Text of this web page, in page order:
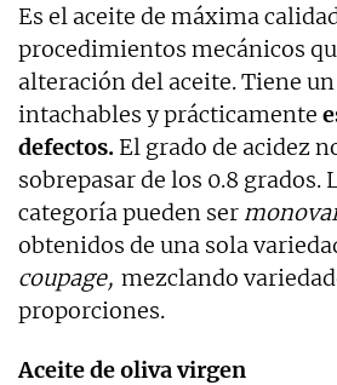
Es el aceite de máxima
procedimientos mecánicos
alteración del aceite. Tiene
intachables y prácticamente
defectos. El grado de acidez
sobrepasar de los 0.8 grados.
categoría pueden ser
obtenidos de una sola
coupage, mezclando
proporciones.
Aceite de oliva virgen